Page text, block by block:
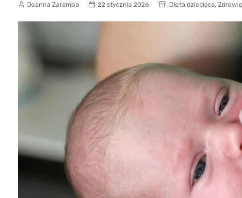
Joanna Zaremba 22 stycznia 2026 Dieta dziecięca,